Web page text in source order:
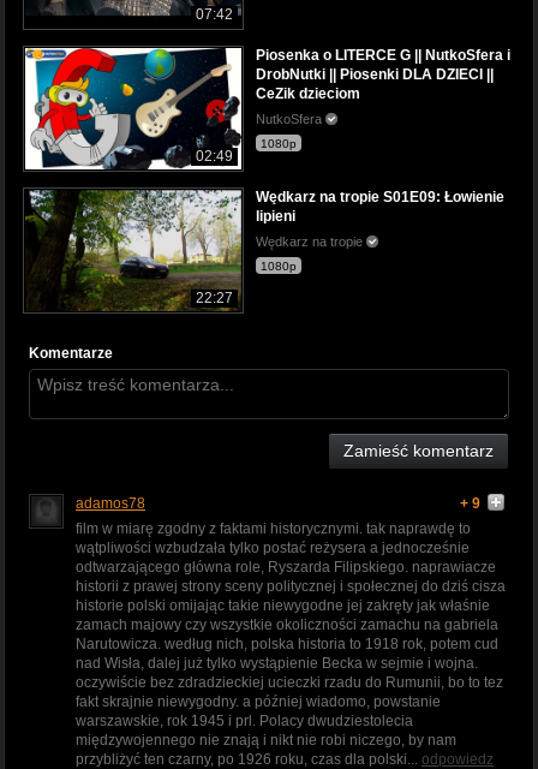
07:42
02:49
Piosenka o LITERCE G || NutkoSfera i
DrobNutki || Piosenki DLA DZIECI ||
CeZik dzieciom
NutkoSfera
1080p
22:27
Wędkarz na tropie S01E09: Łowienie
lipieni
Wędkarz na tropie
1080p
Komentarze
Zamieść komentarz
adamos78
+ 9
film w miarę zgodny z faktami historycznymi. tak naprawdę to
wątpliwości wzbudzała tylko postać reżysera a jednocześnie
odtwarzającego główna role, Ryszarda Filipskiego. naprawiacze
historii z prawej strony sceny politycznej i społecznej do dziś cisza
historie polski omijając takie niewygodne jej zakręty jak właśnie
zamach majowy czy wszystkie okoliczności zamachu na gabriela
Narutowicza. według nich, polska historia to 1918 rok, potem cud
nad Wisła, dalej już tylko wystąpienie Becka w sejmie i wojna.
oczywiście bez zdradzieckiej ucieczki rzadu do Rumunii, bo to tez
fakt skrajnie niewygodny. a później wiadomo, powstanie
warszawskie, rok 1945 i prl. Polacy dwudziestolecia
międzywojennego nie znają i nikt nie robi niczego, by nam
przybliżyć ten czarny, po 1926 roku, czas dla polski... odpowiedz